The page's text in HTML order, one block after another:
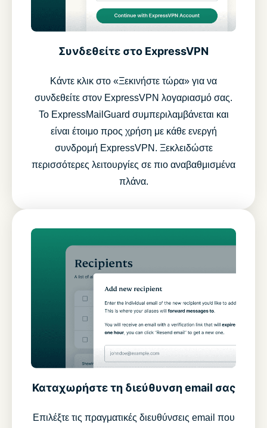
Συνδεθείτε στο ExpressVPN
Κάντε κλικ στο «Ξεκινήστε τώρα» για να
συνδεθείτε στον ExpressVPN λογαριασμό σας.
Το ExpressMailGuard συμπεριλαμβάνεται και
είναι έτοιμο προς χρήση με κάθε ενεργή
συνδρομή ExpressVPN. Ξεκλειδώστε
περισσότερες λειτουργίες σε πιο αναβαθμισμένα
πλάνα.
Καταχωρήστε τη διεύθυνση email σας
Επιλέξτε τις πραγματικές διευθύνσεις email που